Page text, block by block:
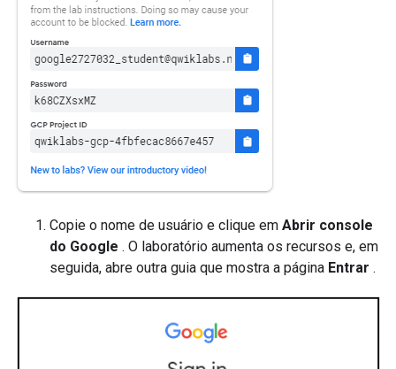
Copie o nome de usuário e clique em Abrir console
do Google . O laboratório aumenta os recursos e, em
seguida, abre outra guia que mostra a página Entrar .